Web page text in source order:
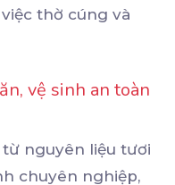
thờ cúng và
vệ sinh an toàn
nguyên liệu tươi
chuyên nghiệp,